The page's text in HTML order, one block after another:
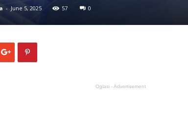
- June 5, 2025 57 0
Oglasi - Advertisement